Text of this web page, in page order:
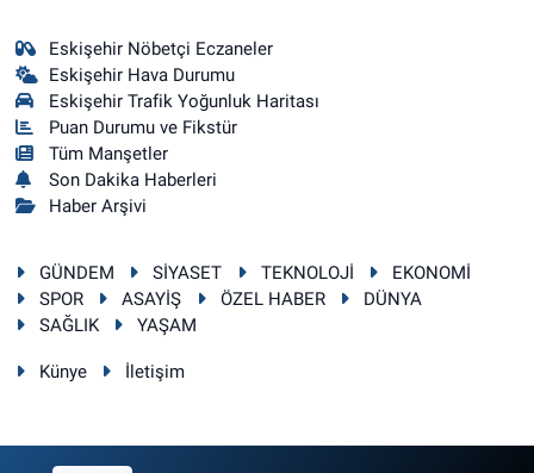
Eskişehir Nöbetçi Eczaneler
Eskişehir Hava Durumu
Eskişehir Trafik Yoğunluk Haritası
Puan Durumu ve Fikstür
Tüm Manşetler
Son Dakika Haberleri
Haber Arşivi
GÜNDEM SİYASET TEKNOLOJİ
EKONOMİ
SPOR
ASAYİŞ ÖZEL HABER
DÜNYA
SAĞLIK
YAŞAM
Künye İletişim